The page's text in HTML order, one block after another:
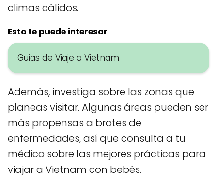
climas cálidos.
Esto te puede interesar
Guias de Viaje a Vietnam
Además, investiga sobre las zonas que
planeas visitar. Algunas áreas pueden ser
más propensas a brotes de
enfermedades, así que consulta a tu
médico sobre las mejores prácticas para
viajar a Vietnam con bebés.